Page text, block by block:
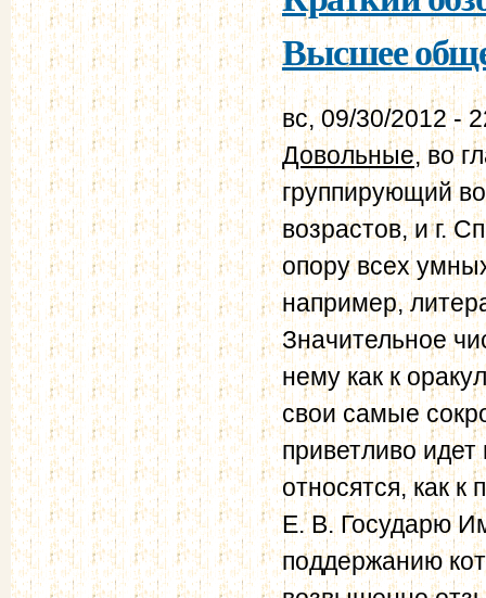
Высшее
вс, 09/30/2012 -
Довольные, во
группирующий
возрастов, и г.
опору всех
например,
Значительное
нему как к
свои самые
приветливо
относятся, как
Е. В. Государю
поддержанию